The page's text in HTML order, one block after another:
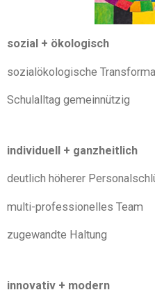
sozial + ökologisch
sozialökologische
Schulalltag gemeinnützig
individuell + ganzheitlich
deutlich höherer
multi-professionelles Team
zugewandte Haltung
innovativ + modern